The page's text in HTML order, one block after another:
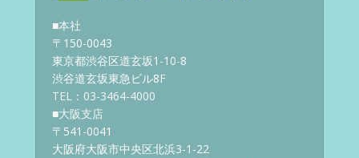
■本社
〒150-0043
東京都渋谷区道玄坂1-10-8
渋谷道玄坂東急ビル8F
TEL：03-3464-4000
■大阪支店
〒541-0041
大阪府大阪市中央区北浜3-1-22